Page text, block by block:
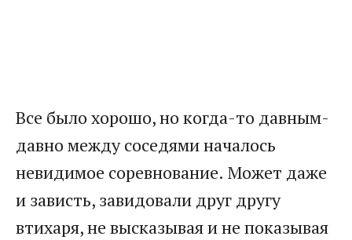
Все было хорошо, но когда-то давным-
давно между соседями началось
невидимое соревнование. Может даже
и зависть, завидовали друг другу
втихаря, не высказывая и не показывая